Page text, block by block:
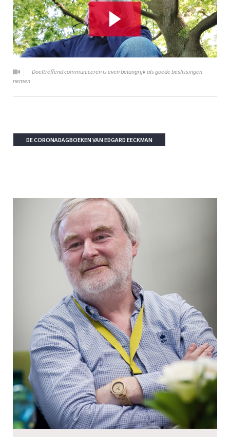
Doeltreffend communiceren is even belangrijk als goede beslissingen
nemen
DE CORONADAGBOEKEN VAN EDGARD EECKMAN